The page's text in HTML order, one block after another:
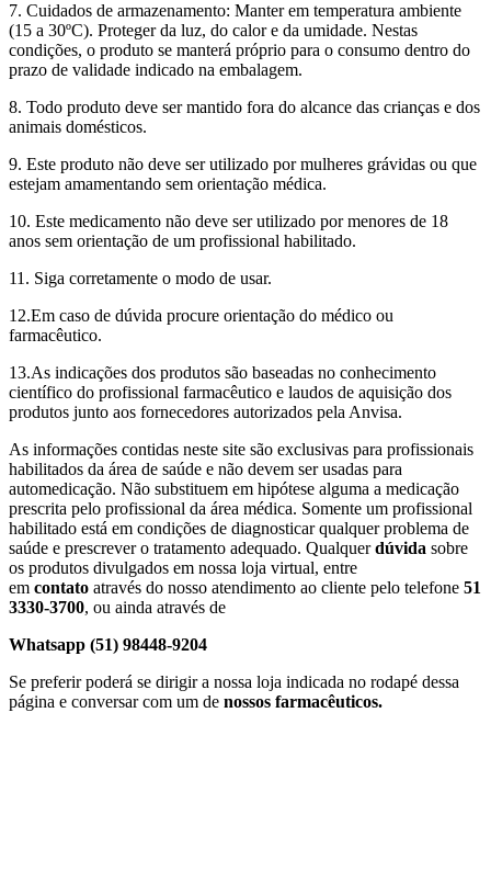
7. Cuidados de armazenamento: Manter em temperatura ambiente
(15 a 30ºC). Proteger da luz, do calor e da umidade. Nestas
condições, o produto se manterá próprio para o consumo dentro do
prazo de validade indicado na embalagem.
8. Todo produto deve ser mantido fora do alcance das crianças e dos
animais domésticos.
9. Este produto não deve ser utilizado por mulheres grávidas ou que
estejam amamentando sem orientação médica.
10. Este medicamento não deve ser utilizado por menores de 18
anos sem orientação de um profissional habilitado.
11. Siga corretamente o modo de usar.
12.Em caso de dúvida procure orientação do médico ou
farmacêutico.
13.As indicações dos produtos são baseadas no conhecimento
científico do profissional farmacêutico e laudos de aquisição dos
produtos junto aos fornecedores autorizados pela Anvisa.
As informações contidas neste site são exclusivas para profissionais
habilitados da área de saúde e não devem ser usadas para
automedicação. Não substituem em hipótese alguma a medicação
prescrita pelo profissional da área médica. Somente um profissional
habilitado está em condições de diagnosticar qualquer problema de
saúde e prescrever o tratamento adequado. Qualquerdúvida sobre
os produtos divulgados em nossa loja virtual, entre
em contato através do nosso atendimento ao cliente pelo telefone 51
3330-3700, ou ainda através de
Whatsapp (51) 98448-9204
Se preferir poderá se dirigir a nossa loja indicada no rodapé dessa
página e conversar com um de nossos farmacêuticos.